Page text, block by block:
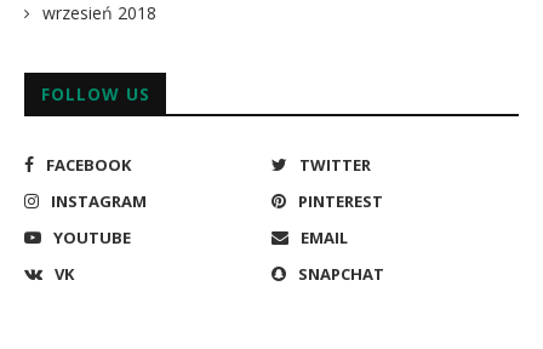
wrzesień 2018
FOLLOW US
FACEBOOK
TWITTER
INSTAGRAM
PINTEREST
YOUTUBE
EMAIL
VK
SNAPCHAT